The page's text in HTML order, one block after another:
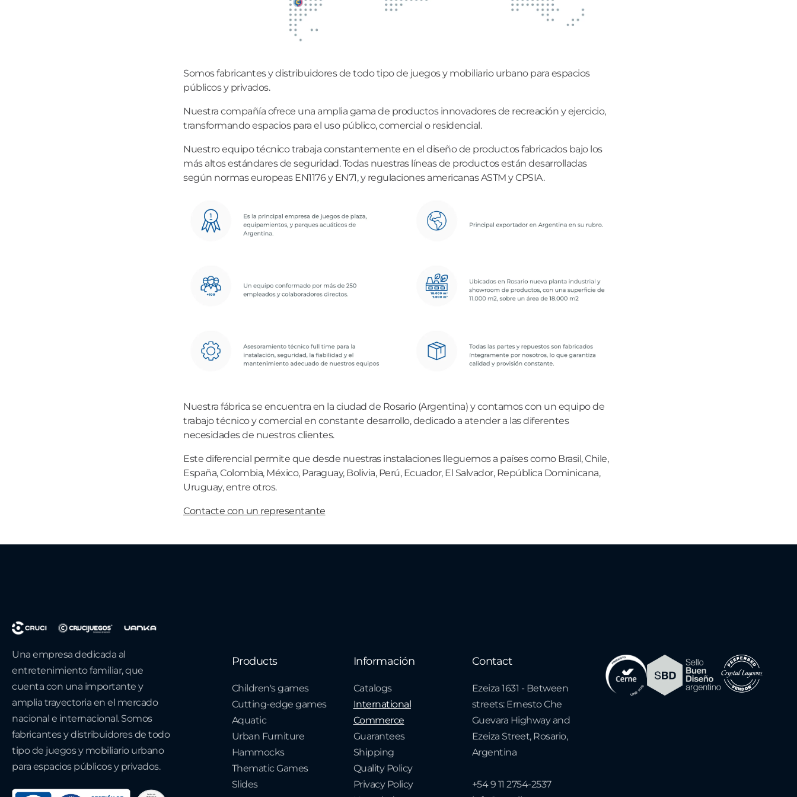
Somos fabricantes y distribuidores de todo tipo de juegos y mobiliario urbano para espacios
públicos y privados.
Nuestra compañía ofrece una amplia gama de productos innovadores de recreación y ejercicio,
transformando espacios para el uso público, comercial o residencial.
Nuestro equipo técnico trabaja constantemente en el diseño de productos fabricados bajo los
más altos estándares de seguridad. Todas nuestras líneas de productos están desarrolladas
según normas europeas EN1176 y EN71, y regulaciones americanas ASTM y CPSIA.
Nuestra fábrica se encuentra en la ciudad de Rosario (Argentina) y contamos con un equipo de
trabajo técnico y comercial en constante desarrollo, dedicado a atender a las diferentes
necesidades de nuestros clientes.
Este diferencial permite que desde nuestras instalaciones lleguemos a países como Brasil, Chile,
España, Colombia, México, Paraguay, Bolivia, Perú, Ecuador, El Salvador, República Dominicana,
Uruguay, entre otros.
Contacte con un representante
Una empresa dedicada al
entretenimiento familiar, que
cuenta con una importante y
amplia trayectoria en el mercado
nacional e internacional. Somos
fabricantes y distribuidores de todo
tipo de juegos y mobiliario urbano
para espacios públicos y privados.
Products
Children's games
Cutting-edge games
Aquatic
Urban Furniture
Hammocks
Thematic Games
Slides
Información
Catalogs
International
Commerce
Guarantees
Shipping
Quality Policy
Privacy Policy
Contact
Ezeiza 1631 - Between
streets: Ernesto Che
Guevara Highway and
Ezeiza Street, Rosario,
Argentina
+54 9 11 2754-2537